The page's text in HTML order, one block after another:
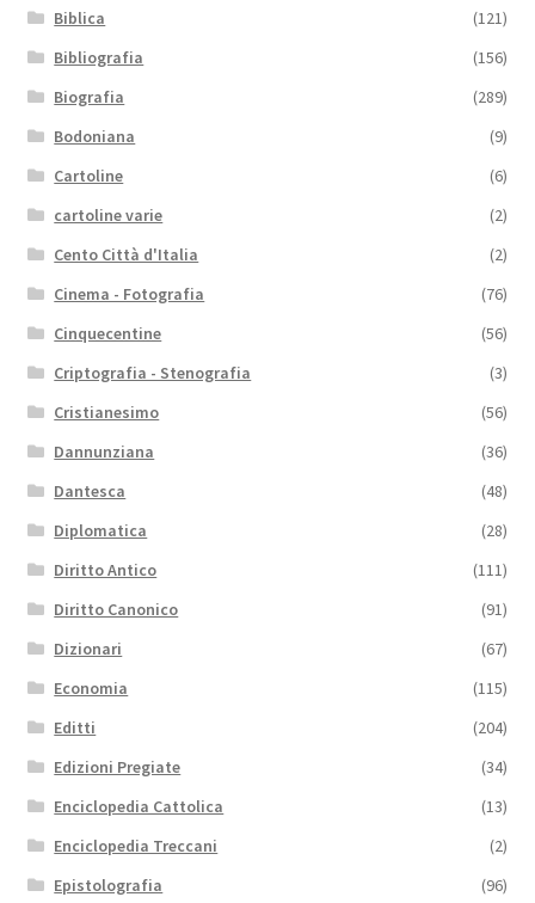
Biblica
(121)
Bibliografia
(156)
Biografia
(289)
Bodoniana
(9)
Cartoline
(6)
cartoline varie
(2)
Cento Città d'Italia
(2)
Cinema - Fotografia
(76)
Cinquecentine
(56)
Criptografia - Stenografia
(3)
Cristianesimo
(56)
Dannunziana
(36)
Dantesca
(48)
Diplomatica
(28)
Diritto Antico
(111)
Diritto Canonico
(91)
Dizionari
(67)
Economia
(115)
Editti
(204)
Edizioni Pregiate
(34)
Enciclopedia Cattolica
(13)
Enciclopedia Treccani
(2)
Epistolografia
(96)